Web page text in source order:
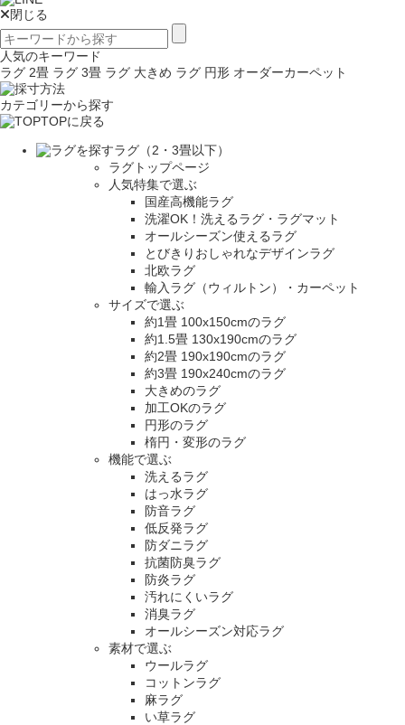
閉じる
人気のキーワード
ラグ 2畳 ラグ 3畳 ラグ 大きめ ラグ 円形 オーダーカーペット
カテゴリーから探す
TOPに戻る
ラグ（2・3畳以下）
ラグトップページ
人気特集で選ぶ
国産高機能ラグ
洗濯OK！洗えるラグ・ラグマット
オールシーズン使えるラグ
とびきりおしゃれなデザインラグ
北欧ラグ
輸入ラグ（ウィルトン）・カーペット
サイズで選ぶ
約1畳 100x150cmのラグ
約1.5畳 130x190cmのラグ
約2畳 190x190cmのラグ
約3畳 190x240cmのラグ
大きめのラグ
加工OKのラグ
円形のラグ
楕円・変形のラグ
機能で選ぶ
洗えるラグ
はっ水ラグ
防音ラグ
低反発ラグ
防ダニラグ
抗菌防臭ラグ
防炎ラグ
汚れにくいラグ
消臭ラグ
オールシーズン対応ラグ
素材で選ぶ
ウールラグ
コットンラグ
麻ラグ
い草ラグ